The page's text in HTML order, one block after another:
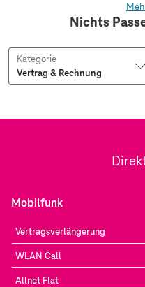
Nichts
Kategorie
Mobilfunk
Vertragsverlängerung
WLAN Call
Allnet Flat